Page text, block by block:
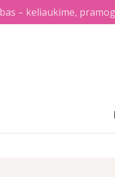
– keliaukime,